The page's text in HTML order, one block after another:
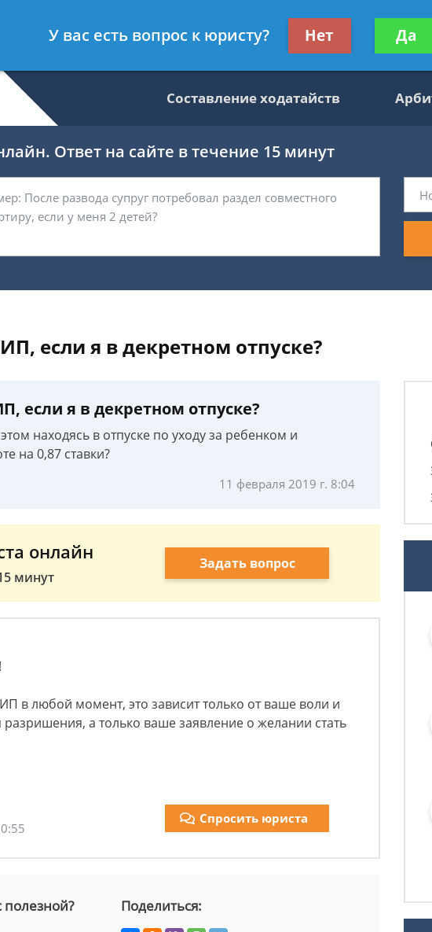
по гражданскому праву
Получите
Составление ходатайств
Ответ на сайте в течение 15 минут
если я в декретном отпуске?
если я в декретном отпуске?
находясь в отпуске по уходу за ребенком и
на 0,87 ставки?
11 февраля 2019 г. 8:04
онлайн
минут
Задать вопрос
в любой момент, это зависит только от ваше воли и
разришения, а только ваше заявление о желании стать
Спросить юриста
полезной? Поделиться:
У вас есть вопрос к юристу? Нет Да